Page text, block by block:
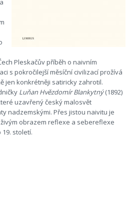
Pleskačův příběh o naivním
s pokročilejší měsíční civilizací prožívá
jen konkrétněji satiricky zahrotil.
Luňan Hvězdomír Blankytný(1892)
uzavřený český malosvět
nadzemskými. Přes jistou naivitu je
obrazem reflexe a sebereflexe
století.